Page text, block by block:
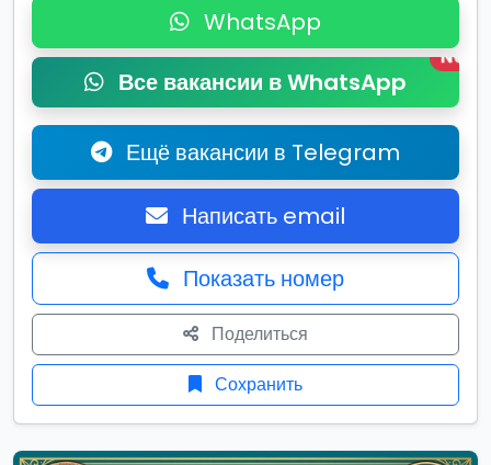
WhatsApp
Все вакансии в WhatsApp
New
Ещё вакансии в Telegram
Написать email
Показать номер
Поделиться
Сохранить